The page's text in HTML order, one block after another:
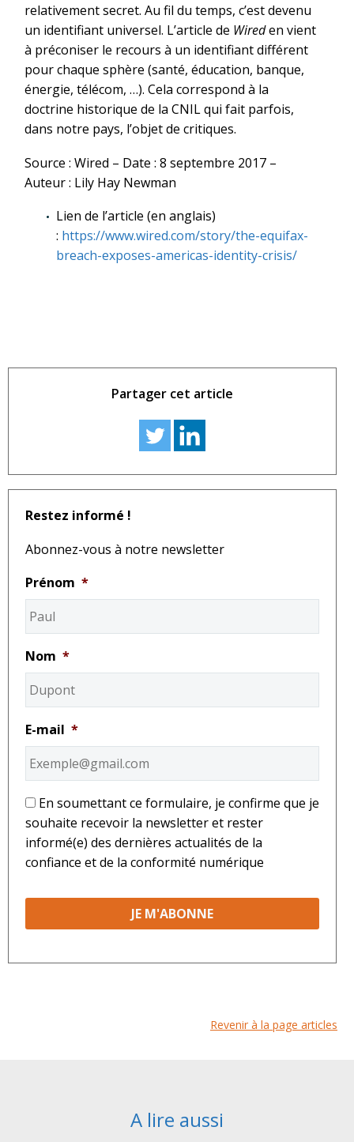
relativement secret. Au fil du temps, c’est devenu
un identifiant universel. L’article de Wireden vient
à préconiser le recours à un identifiant différent
pour chaque sphère (santé, éducation, banque,
énergie, télécom, …). Cela correspond à la
doctrine historique de la CNIL qui fait parfois,
dans notre pays, l’objet de critiques.
Source : Wired – Date : 8 septembre 2017 –
Auteur : Lily Hay Newman
Lien de l’article (en anglais)
: https://www.wired.com/story/the-equifax-
breach-exposes-americas-identity-crisis/
Partager cet article
Restez informé !
Abonnez-vous à notre newsletter
Prénom *
Nom *
E-mail *
* En soumettant ce formulaire, je confirme que je
souhaite recevoir la newsletter et rester
informé(e) des dernières actualités de la
confiance et de la conformité numérique
Revenir à la page articles
A lire aussi